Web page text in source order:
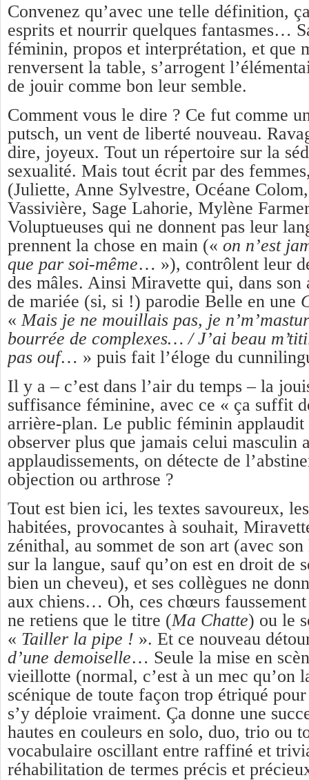
Convenez qu’avec une telle définition,
esprits et nourrir quelques fantasmes…
féminin, propos et interprétation, et que
renversent la table, s’arrogent
de jouir comme bon leur semble.
Comment vous le dire ? Ce fut comme
putsch, un vent de liberté nouveau.
dire, joyeux. Tout un répertoire sur la
sexualité. Mais tout écrit par des
(Juliette, Anne Sylvestre, Océane
Vassivière, Sage Lahorie, Mylène
Voluptueuses qui ne donnent pas leur
prennent la chose en main (« on n’est
que par soi-même… »), contrôlent leur
des mâles. Ainsi Miravette qui, dans son
de mariée (si, si !) parodie Belle en une
« Mais je ne mouillais pas, je
bourrée de complexes… / J’ai beau
pas ouf… » puis fait l’éloge du
Il y a – c’est dans l’air du temps – la
suffisance féminine, avec ce « ça suffit
arrière-plan. Le public féminin applaudit
observer plus que jamais celui masculin
applaudissements, on détecte de
objection ou arthrose ?
Tout est bien ici, les textes savoureux,
habitées, provocantes à souhait,
zénithal, au sommet de son art (avec
sur la langue, sauf qu’on est en droit de
bien un cheveu), et ses collègues ne
aux chiens… Oh, ces chœurs
ne retiens que le titre (Ma Chatte) ou le
« Tailler la pipe ! ». Et ce nouveau
d’une demoiselle… Seule la mise en
vieillotte (normal, c’est à un mec qu’on
scénique de toute façon trop étriqué
s’y déploie vraiment. Ça donne une
hautes en couleurs en solo, duo, trio ou
vocabulaire oscillant entre raffiné et
réhabilitation de termes précis et